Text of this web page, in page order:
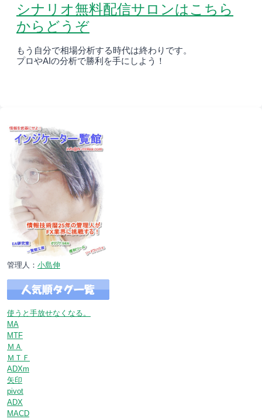
シナリオ無料配信サロンはこちら
からどうぞ
もう自分で相場分析する時代は終わりです。
プロやAIの分析で勝利を手にしよう！
管理人： 小島伸
使うと手放せなくなる。
MA
MTF
ＭＡ
ＭＴＦ
ADXm
矢印
pivot
ADX
MACD